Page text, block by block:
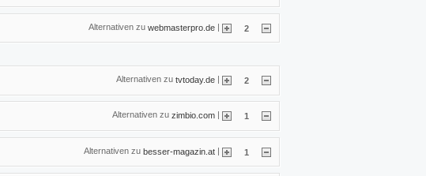
Alternativen zu webmasterpro.de | 2
Alternativen zu tvtoday.de 2
Alternativen zu zimbio.com 1
Alternativen zu besser-magazin.at | 1